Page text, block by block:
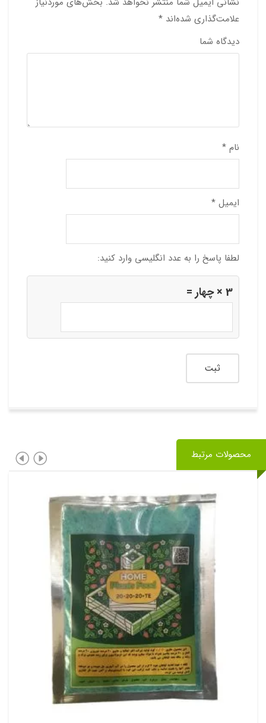
علامت‌گذاری شده‌اند *
دیدگاه شما
نام *
ایمیل *
لطفا پاسخ را به عدد انگلیسی وارد کنید:
3 × چهار =
محصولات مرتبط